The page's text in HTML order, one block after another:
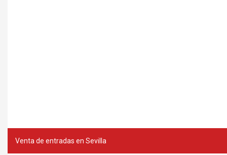
Venta de entradas en Sevilla